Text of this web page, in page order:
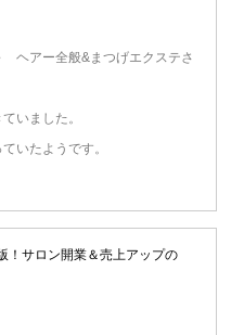
ヘアー全般&まつげエクステさ
いました。
いたようです。
！サロン開業＆売上アップの